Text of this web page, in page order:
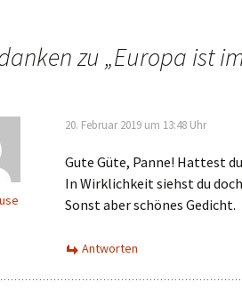
zu „Europa ist
20. Februar 2019 um 13:48 Uhr
Gute Güte, Panne! Hattest
In Wirklichkeit siehst du
Sonst aber schönes Gedicht.
Antworten